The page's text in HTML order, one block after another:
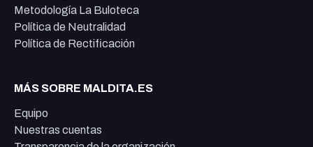
Metodología La Buloteca
Política de Neutralidad
Política de Rectificación
MÁS SOBRE MALDITA.ES
Equipo
Nuestras cuentas